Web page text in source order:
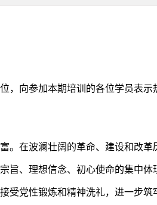
，向参加本期培训的各位学员表
。在波澜壮阔的革命、建设和改革
旨、理想信念、初心使命的集中
受党性锻炼和精神洗礼，进一步筑